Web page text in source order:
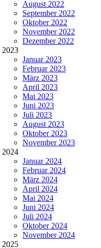
August 2022
September 2022
Oktober 2022
November 2022
Dezember 2022
2023
Januar 2023
Februar 2023
März 2023
April 2023
Mai 2023
Juni 2023
Juli 2023
August 2023
Oktober 2023
November 2023
2024
Januar 2024
Februar 2024
März 2024
April 2024
Mai 2024
Juni 2024
Juli 2024
Oktober 2024
November 2024
2025